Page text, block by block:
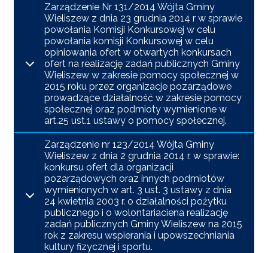
Zarządzenie Nr 131/2014 Wójta Gminy
Wieliszew z dnia 23 grudnia 2014 r w sprawie
powołania Komisji Konkursowej w celu
powołania komisji Konkursowej w celu
opiniowania ofert w otwartych konkursach
ofert na realizację zadań publicznych Gminy
Wieliszew w zakresie pomocy społecznej w
2015 roku przez organizacje pozarządowe
prowadzące działalność w zakresie pomocy
społecznej oraz podmioty wymienione w
art.25 ust.1 ustawy o pomocy społecznej.
Zarządzenie nr 123/2014 Wójta Gminy
Wieliszew z dnia 2 grudnia 2014 r. w sprawie:
konkursu ofert dla organizacji
pozarządowych oraz innych podmiotów
wymienionych w art. 3 ust. 3 ustawy z dnia
24 kwietnia 2003 r. o działalności pożytku
publicznego i o wolontariaciena realizację
zadań publicznych Gminy Wieliszew na 2015
rok z zakresu wspierania i upowszechniania
kultury fizycznej i sportu.